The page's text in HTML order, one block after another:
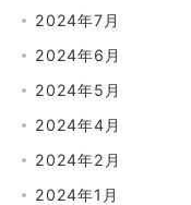
2024年7月
2024年6月
2024年5月
2024年4月
2024年2月
2024年1月